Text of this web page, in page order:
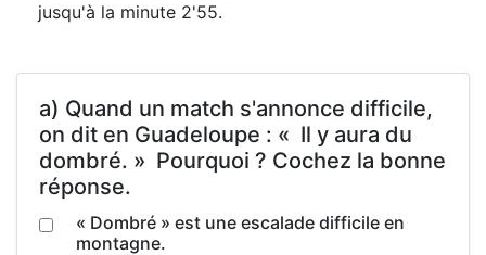
jusqu'à la minute 2'55.
a) Quand un match s'annonce difficile,
on dit en Guadeloupe : « Il y aura du
dombré. » Pourquoi ? Cochez la bonne
réponse.
« Dombré » est une escalade difficile en
montagne.